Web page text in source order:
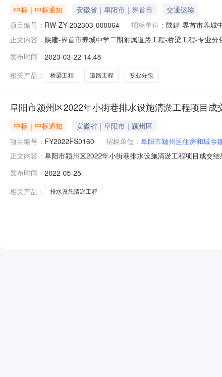
中标｜中标通知 安徽省｜阜阳市｜界首市
交通运输
项目编号： RW-ZY-202303-000064 招标单位： 陕建-界首市养城
正文内容： 陕建-界首市养城中学二期附属道路工程-桥梁工程-专业
示期内向我司招标中心提出，超出公示期将不予受理。
工程有限公司
发布时间： 2023-03-22 14:48
相关产品：
桥梁工程 道路工程 专业分包
阜阳市颍州区2022年小街巷排水设施清淤工程项目成
中标｜中标通知
安徽省｜阜阳市｜颍州区
项目编号： FY2022FS0160 招标单位： 阜阳市颍州区住房和城乡
正文内容： 阜阳市颍州区2022年小街巷排水设施清淤工程项目成交
11703/11704中标（成交）金额：1078600.00元四、主
发布时间： 2022-05-25
相关产品：
排水设施清淤工程